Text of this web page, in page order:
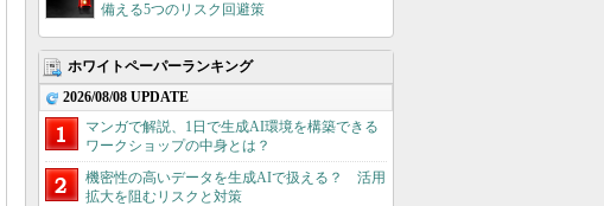
備える5つのリスク回避策
ホワイトペーパーランキング
2026/08/08 UPDATE
マンガで解説、1日で生成AI環境を構築できる
ワークショップの中身とは？
機密性の高いデータを生成AIで扱える？ 活用
拡大を阻むリスクと対策